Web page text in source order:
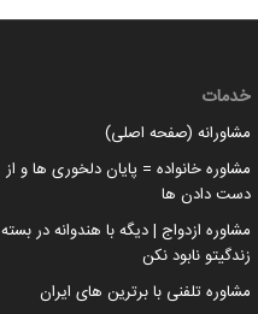
خدمات
مشاورانه (صفحه اصلی)
مشاوره خانواده = پایان دلخوری ها و از
دست دادن ها
مشاوره ازدواج | دیگه با هندوانه در بسته
زندگیتو نابود نکن
مشاوره تلفنی با برترین های ایران